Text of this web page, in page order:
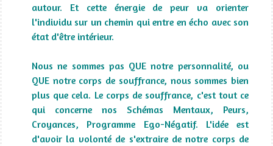
autour. Et cette énergie de peur va orienter
l'individu sur un chemin qui entre en écho avec son
état d'être intérieur.
Nous ne sommes pas QUE notre personnalité, ou
QUE notre corps de souffrance, nous sommes bien
plus que cela. Le corps de souffrance, c'est tout ce
qui concerne nos Schémas Mentaux, Peurs,
Croyances, Programme Ego-Négatif. L'idée est
d'avoir la volonté de s'extraire de notre corps de